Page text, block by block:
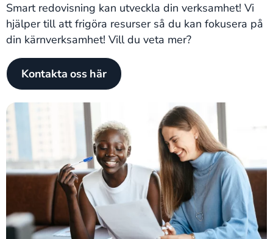
Smart redovisning kan utveckla din verksamhet! Vi
hjälper till att frigöra resurser så du kan fokusera på
din kärnverksamhet! Vill du veta mer?
Kontakta oss här